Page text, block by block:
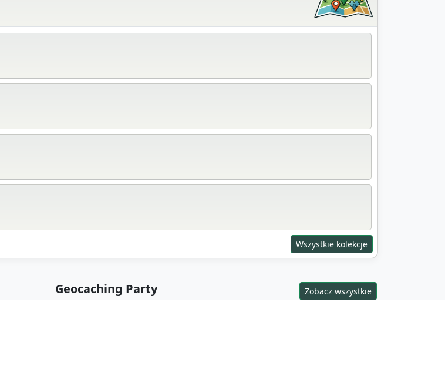
Wszystkie kolekcje
Geocaching Party Zobacz wszystkie